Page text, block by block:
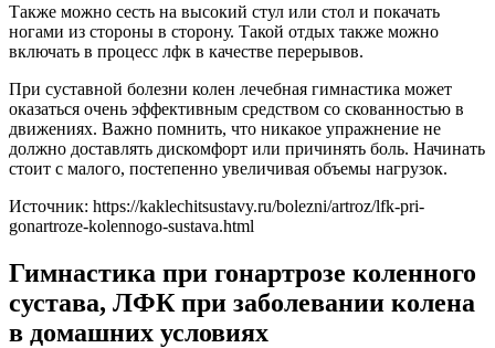
Также можно сесть на высокий стул или стол и покачать
ногами из стороны в сторону. Такой отдых также можно
включать в процесс лфк в качестве перерывов.
При суставной болезни колен лечебная гимнастика может
оказаться очень эффективным средством со скованностью в
движениях. Важно помнить, что никакое упражнение не
должно доставлять дискомфорт или причинять боль. Начинать
стоит с малого, постепенно увеличивая объемы нагрузок.
Источник: https://kaklechitsustavy.ru/bolezni/artroz/lfk-pri-
gonartroze-kolennogo-sustava.html
Гимнастика при гонартрозе коленного
сустава, ЛФК при заболевании колена
в домашних условиях